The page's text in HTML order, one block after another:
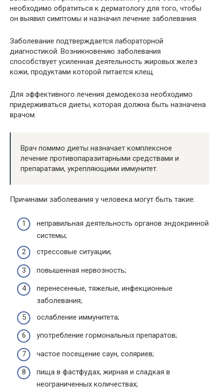
необходимо обратиться к дерматологу для того, чтобы
он выявил симптомы и назначил лечение заболевания.
Заболевание подтверждается лабораторной
диагностикой. Возникновению заболевания
способствует усиленная деятельность жировых желез
кожи, продуктами которой питается клещ.
Для эффективного лечения демодекоза необходимо
придерживаться диеты, которая должна быть назначена
врачом.
Врач помимо диеты назначает комплексное
лечение противопаразитарными средствами и
препаратами, укрепляющими иммунитет.
Причинами заболевания у человека могут быть такие:
неправильная деятельность органов эндокринной
системы;
стрессовые ситуации;
повышенная нервозность;
перенесенные, тяжелые, инфекционные
заболевания;
ослабление иммунитета;
употребление гормональных препаратов;
частое посещение саун, соляриев;
пища в фастфудах, жирная и сладкая в
неограниченных количествах;